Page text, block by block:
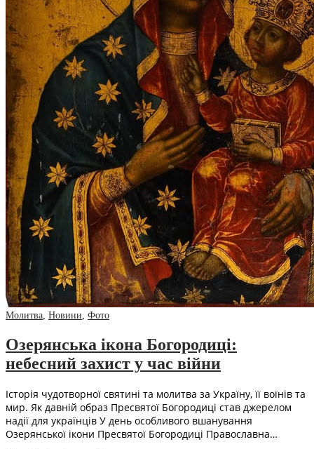
Молитва Новини Фото
Озерянська ікона Богородиці:
небесний захист у час війни
Історія чудотворної святині та молитва за Україну, її воїнів та
мир. Як давній образ Пресвятої Богородиці став джерелом
надії для українців У день особливого вшанування
Озерянської ікони Пресвятої Богородиці Православна…